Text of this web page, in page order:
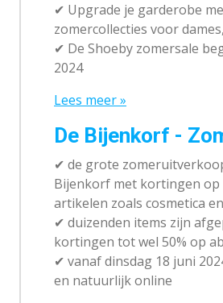
✔ Upgrade je garderobe
zomercollecties voor
✔ De Shoeby zomersale
2024
Lees meer »
De Bijenkorf -
✔ de grote
Bijenkorf met kortingen op
artikelen zoals cosmetica
✔ duizenden items zijn
kortingen tot wel 50% op
✔ vanaf dinsdag 18 juni
en natuurlijk online